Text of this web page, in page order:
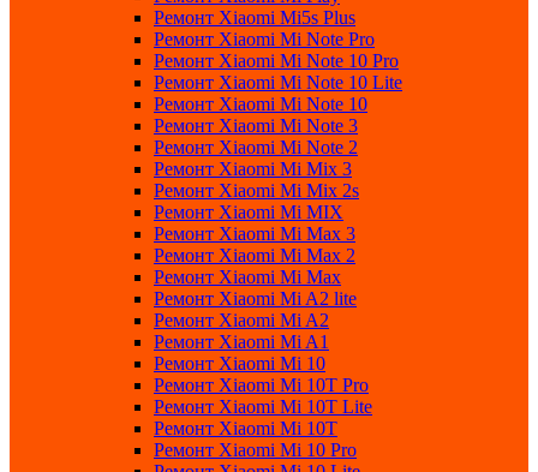
Ремонт Xiaomi Mi5s Plus
Ремонт Xiaomi Mi Note Pro
Ремонт Xiaomi Mi Note 10 Pro
Ремонт Xiaomi Mi Note 10 Lite
Ремонт Xiaomi Mi Note 10
Ремонт Xiaomi Mi Note 3
Ремонт Xiaomi Mi Note 2
Ремонт Xiaomi Mi Mix 3
Ремонт Xiaomi Mi Mix 2s
Ремонт Xiaomi Mi MIX
Ремонт Xiaomi Mi Max 3
Ремонт Xiaomi Mi Max 2
Ремонт Xiaomi Mi Max
Ремонт Xiaomi Mi A2 lite
Ремонт Xiaomi Mi A2
Ремонт Xiaomi Mi A1
Ремонт Xiaomi Mi 10
Ремонт Xiaomi Mi 10T Pro
Ремонт Xiaomi Mi 10T Lite
Ремонт Xiaomi Mi 10T
Ремонт Xiaomi Mi 10 Pro